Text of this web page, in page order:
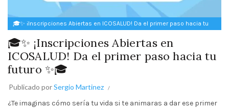
🎓✨ ¡Inscripciones Abiertas en ICOSALUD! Da el primer paso hacia tu
🎓✨ ¡Inscripciones Abiertas en
ICOSALUD! Da el primer paso hacia tu
futuro ✨🎓
Publicado porSergio Martinez
¿Te imaginas cómo sería tu vida si te animaras a dar ese primer